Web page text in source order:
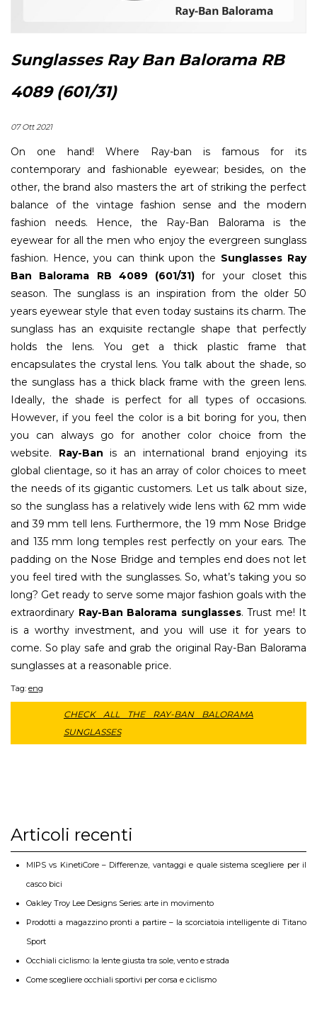
Sunglasses Ray Ban Balorama RB
4089 (601/31)
07 Ott 2021
On one hand! Where Ray-ban is famous for its
contemporary and fashionable eyewear; besides, on the
other, the brand also masters the art of striking the perfect
balance of the vintage fashion sense and the modern
fashion needs. Hence, the Ray-Ban Balorama is the
eyewear for all the men who enjoy the evergreen sunglass
fashion. Hence, you can think upon the Sunglasses Ray
Ban Balorama RB 4089 (601/31) for your closet this
season. The sunglass is an inspiration from the older 50
years eyewear style that even today sustains its charm. The
sunglass has an exquisite rectangle shape that perfectly
holds the lens. You get a thick plastic frame that
encapsulates the crystal lens. You talk about the shade, so
the sunglass has a thick black frame with the green lens.
Ideally, the shade is perfect for all types of occasions.
However, if you feel the color is a bit boring for you, then
you can always go for another color choice from the
website. Ray-Ban is an international brand enjoying its
global clientage, so it has an array of color choices to meet
the needs of its gigantic customers. Let us talk about size,
so the sunglass has a relatively wide lens with 62 mm wide
and 39 mm tell lens. Furthermore, the 19 mm Nose Bridge
and 135 mm long temples rest perfectly on your ears. The
padding on the Nose Bridge and temples end does not let
you feel tired with the sunglasses. So, what’s taking you so
long? Get ready to serve some major fashion goals with the
extraordinary Ray-Ban Balorama sunglasses. Trust me! It
is a worthy investment, and you will use it for years to
come. So play safe and grab the original Ray-Ban Balorama
sunglasses at a reasonable price.
Tag: eng
CHECK ALL THE RAY-BAN BALORAMA
SUNGLASSES
Articoli recenti
MIPS vs KinetiCore – Differenze, vantaggi e quale sistema scegliere per il
casco bici
Oakley Troy Lee Designs Series: arte in movimento
Prodotti a magazzino pronti a partire – la scorciatoia intelligente di Titano
Sport
Occhiali ciclismo: la lente giusta tra sole, vento e strada
Come scegliere occhiali sportivi per corsa e ciclismo